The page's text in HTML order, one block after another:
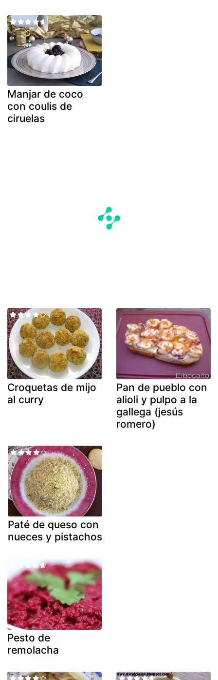
Manjar de coco
con coulis de
ciruelas
Croquetas de mijo
al curry
Pan de pueblo con
alioli y pulpo a la
gallega (jesús
romero)
Paté de queso con
nueces y pistachos
Pesto de
remolacha